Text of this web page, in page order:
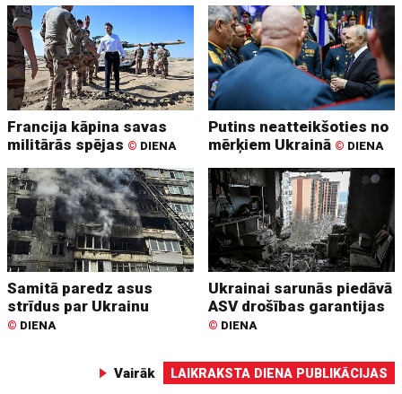
Francija kāpina savas
militārās spējas © DIENA
Putins neatteikšoties no
mērķiem Ukrainā © DIENA
Samitā paredz asus
strīdus par Ukrainu
© DIENA
Ukrainai sarunās piedāvā
ASV drošības garantijas
© DIENA
Vairāk LAIKRAKSTA DIENA PUBLIKĀCIJAS